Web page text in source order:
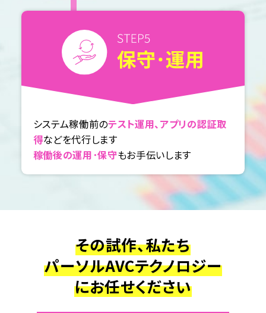
システム稼働前のテスト運用、アプリの認証取
得などを代行します
稼働後の運用･保守もお手伝いします
その試作、私たち
パーソルAVCテクノロジー
にお任せください